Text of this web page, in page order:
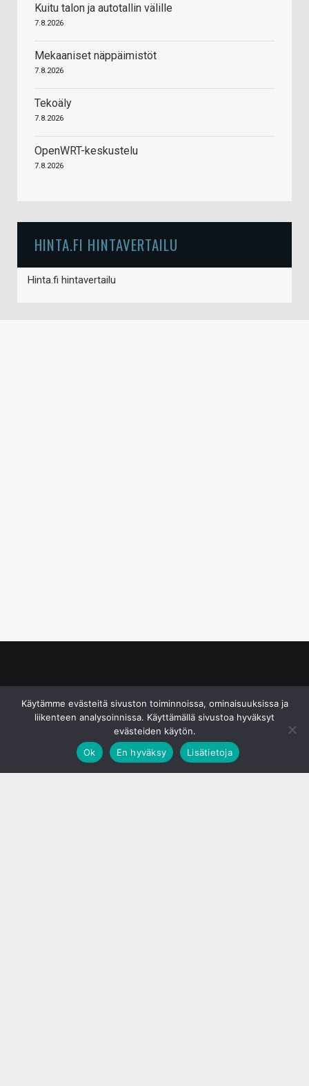
Kuitu talon ja autotallin välille
7.8.2026
Mekaaniset näppäimistöt
7.8.2026
Tekoäly
7.8.2026
OpenWRT-keskustelu
7.8.2026
HINTA.FI HINTAVERTAILU
Hinta.fi hintavertailu
Käytämme evästeitä sivuston toiminnoissa, ominaisuuksissa ja
liikenteen analysoinnissa. Käyttämällä sivustoa hyväksyt
evästeiden käytön.
Ok
En hyväksy Lisätietoja